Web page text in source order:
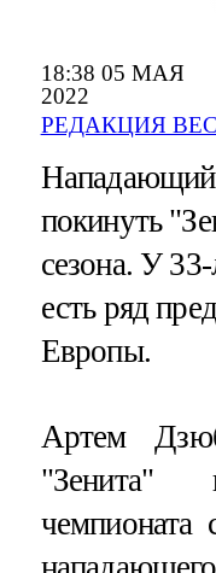
18:38 05 МАЯ
2022
РЕДАКЦИЯ
покинуть
сезона. У
есть ряд
Европы.
Артем
"Зенита"
чемпионата